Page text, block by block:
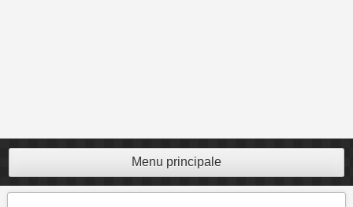
Menu principale